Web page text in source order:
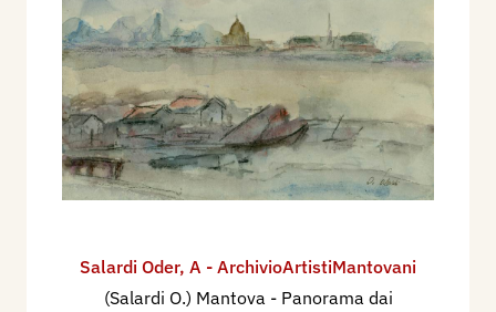
Salardi Oder, A - ArchivioArtistiMantovani
(Salardi O.) Mantova - Panorama dai